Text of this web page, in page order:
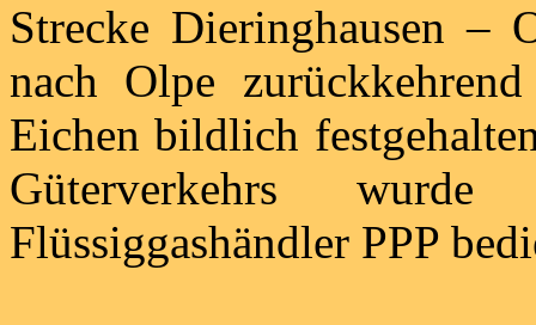
Strecke Dieringhausen –
nach Olpe
Eichen bildlich
Güterverkehrs
Flüssiggashändler PPP